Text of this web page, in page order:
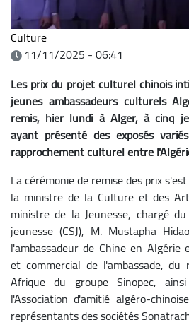
Culture
11/11/2025 - 06:41
Les prix du projet culturel chinois
jeunes ambassadeurs culturels
remis, hier lundi à Alger, à cinq
ayant présenté des exposés
rapprochement culturel entre
La cérémonie de remise des prix
la ministre de la Culture et des
ministre de la Jeunesse, chargé
jeunesse (CSJ), M. Mustapha
l'ambassadeur de Chine en Algérie
et commercial de l'ambassade,
Afrique du groupe Sinopec,
l'Association d'amitié algéro-
représentants des sociétés